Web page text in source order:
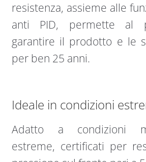
resistenza, assieme alle
anti PID, permette al
garantire il prodotto e le
per ben 25 anni.
Ideale in condizioni
Adatto a condizioni
estreme, certificati per